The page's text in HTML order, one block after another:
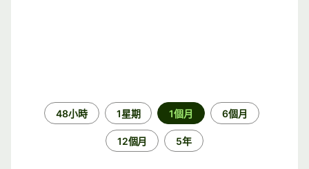
48小時 1星期 1個月 6個月
12個月 5年